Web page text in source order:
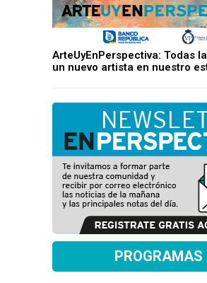
ArteUyEnPerspectiva: Todas
un nuevo artista en nuestro
PROGRAMAS